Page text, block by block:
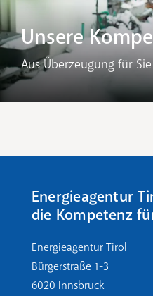
Unsere
Aus Überzeugung für
Energieagentur
die Kompetenz
Energieagentur Tirol
Bürgerstraße 1-3
6020 Innsbruck